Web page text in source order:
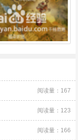
阅读量：167
阅读量：123
阅读量：166